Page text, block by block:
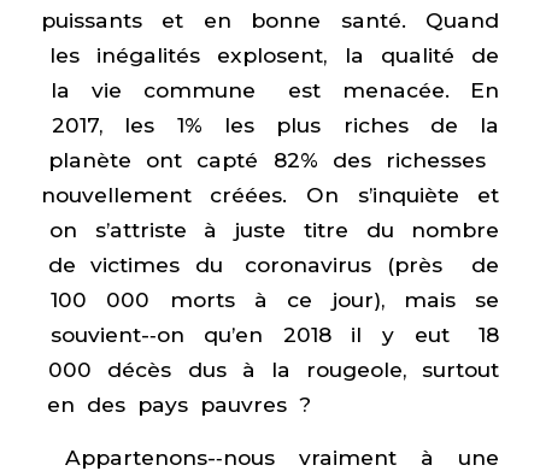
puissants et en bonne santé. Quand
les inégalités explosent, la qualité de
la vie commune est menacée. En
2017, les 1% les plus riches de la
planète ont capté 82% des richesses
nouvellement créées. On s’inquiète et
on s’attriste à juste titre du nombre
de victimes du coronavirus (près de
100 000 morts à ce jour), mais se
souvient-­‐on qu’en 2018 il y eut 18
000 décès dus à la rougeole, surtout
en des pays pauvres ?
Appartenons-­‐nous vraiment à une